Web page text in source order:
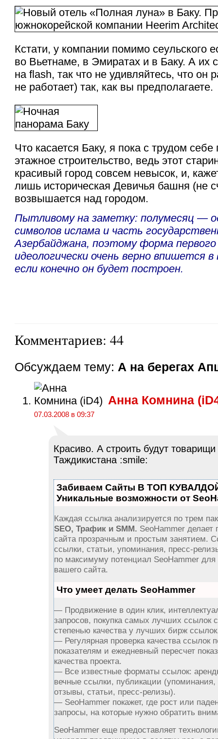
Кстати, у компании помимо сеульского
во Вьетнаме, в Эмиратах и в Баку. А их
на flash, так что не удивляйтесь, что он
не работает) так, как вы предполагаете.
Что касается Баку, я пока с трудом
этажное строительство, ведь этот
красивый город совсем невысок, и,
лишь историческая Девичья башня (не
возвышается над городом.
Пытливому на заметку: полумесяц —
символов ислама и часть
Азербайджана, поэтому форма
идеологически очень верно впишется в
если конечно он будет построен.
Комментариев: 44
Обсуждаем тему: А на берегах
Анна Комнина
07.03.2008 в 09:37
Красиво. А строить будут товарищи
Таждикистана :smile:
Забиваем Сайты В ТОП
Уникальные возможности от
Каждая ссылка анализируется по трем
SEO, Трафик и SMM. SeoHammer делает
сайта прозрачным и простым занятием.
ссылки, статьи, упоминания, пресс-
по максимуму потенциал SeoHammer
вашего сайта.
Что умеет делать SeoHammer
— Продвижение в один клик,
запросов, покупка самых лучших ссылок
степенью качества у лучших бирж
— Регулярная проверка качества ссылок
показателям и ежедневный пересчет
качества проекта.
— Все известные форматы ссылок:
вечные ссылки, публикации
отзывы, статьи, пресс-релизы).
— SeoHammer покажет, где рост или
запросы, на которые нужно обратить
SeoHammer еще предоставляет